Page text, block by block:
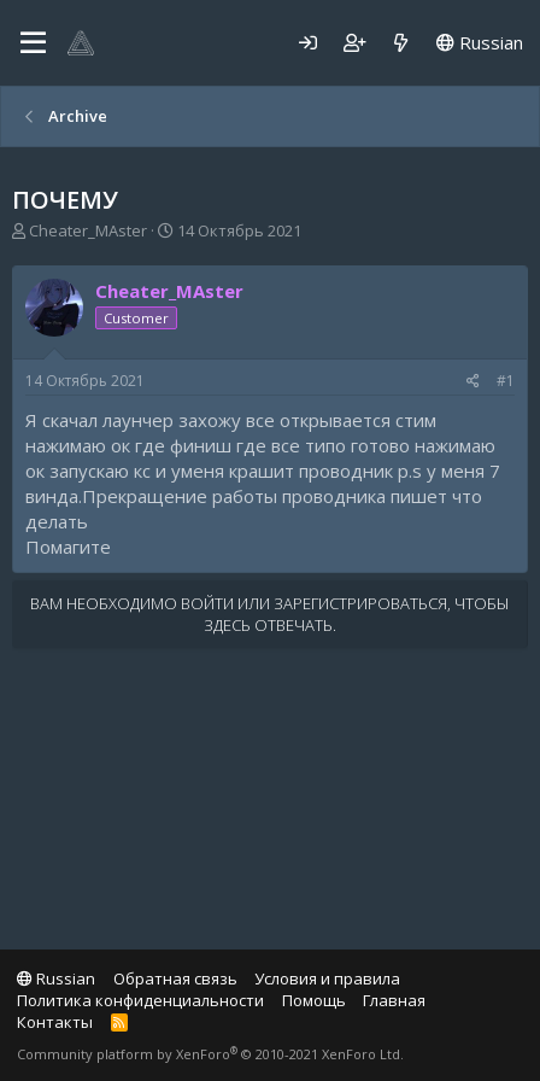
Russian
Archive
ПОЧЕМУ
А
т
о
р
м
Cheater_MAster
Д
т
а
а
14 Октябрь 2021
Cheater_MAster
Customer
14 Октябрь 2021 #1
Я скачал лаунчер захожу все открывается стим
нажимаю ок где финиш где все типо готово нажимаю
ок запускаю кс и уменя крашит проводник p.s у меня 7
винда.Прекращение работы проводника пишет что
делать
Помагите
ВАМ НЕОБХОДИМО ВОЙТИ ИЛИ ЗАРЕГИСТРИРОВАТЬСЯ, ЧТОБЫ
ЗДЕСЬ ОТВЕЧАТЬ.
Russian Обратная связь
Условия и правила
Политика конфиденциальности
Помощь
Главная
Контакты
R
S
Community platform by XenForo® © 2010-2021 XenForo Ltd.